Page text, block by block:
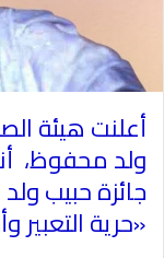
أعلنت هيئة
ولد محفوظ،
جائزة حبيب
«حرية التعبير